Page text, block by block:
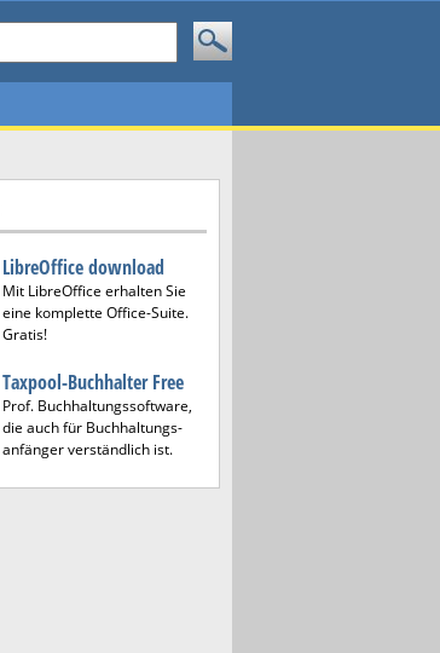
LibreOffice download
Mit LibreOffice erhalten Sie
eine komplette Office-Suite.
Gratis!
Taxpool-Buchhalter Free
Prof. Buchhaltungssoftware,
die auch für Buchhaltungs-
anfänger verständlich ist.